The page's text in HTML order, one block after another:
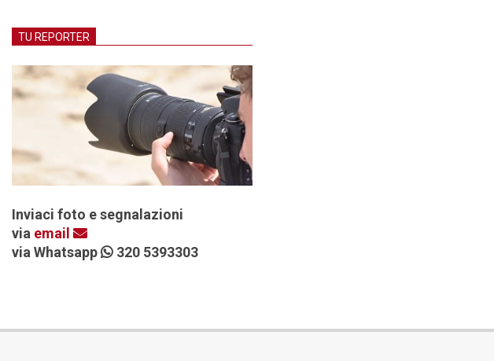
TU REPORTER
Inviaci foto e segnalazioni
via email
via Whatsapp
320 5393303